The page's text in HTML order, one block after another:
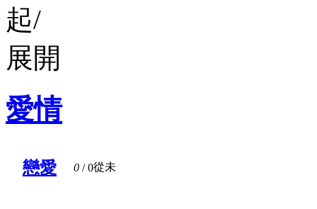
愛情
戀愛 0 / 0從未